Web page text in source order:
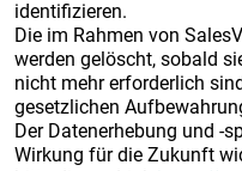
identifizieren.
Die im Rahmen von
werden gelöscht, sobald
nicht mehr erforderlich
gesetzlichen
Der Datenerhebung und -
Wirkung für die Zukunft